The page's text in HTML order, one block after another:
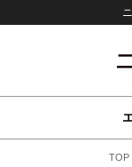
TOP